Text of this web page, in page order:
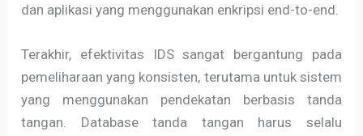
dan aplikasi yang menggunakan enkripsi end-to-end.
Terakhir, efektivitas IDS sangat bergantung pada
pemeliharaan yang konsisten, terutama untuk sistem
yang menggunakan pendekatan berbasis tanda
tangan. Database tanda tangan harus selalu